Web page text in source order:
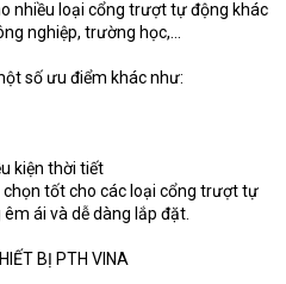
nhiều loại cổng trượt tự động khác
nghiệp, trường học,...
số ưu điểm khác như:
kiện thời tiết
chọn tốt cho các loại cổng trượt tự
ái và dễ dàng lắp đặt.
BỊ PTH VINA